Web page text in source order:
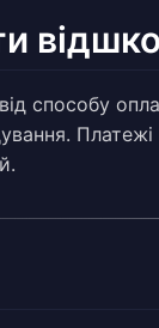
способу